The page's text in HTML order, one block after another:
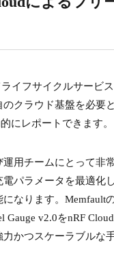
イフサイクルサービ
クラウド基盤を必要
にレポートできます。
用チームにとって
パラメータを最適化
なります。Memfault
Gauge v2.0をnRF
かつスケーラブルな